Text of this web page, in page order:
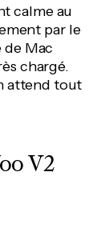
calme au
par le
de Mac
chargé.
attend tout
V2